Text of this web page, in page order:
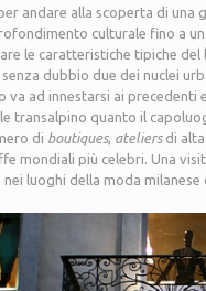
andare alla scoperta di una
culturale fino a
le caratteristiche tipiche del
senza dubbio due dei nuclei
va ad innestarsi ai precedenti
transalpino quanto il
di boutiques, ateliers di
mondiali più celebri. Una
nei luoghi della moda